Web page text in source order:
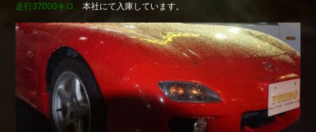
走行37000キロ本社にて入庫しています。